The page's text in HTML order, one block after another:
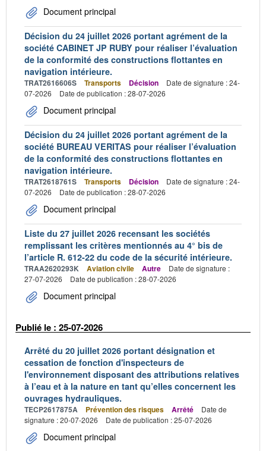
Document principal
Décision du 24 juillet 2026 portant agrément de la
société CABINET JP RUBY pour réaliser l’évaluation
de la conformité des constructions flottantes en
navigation intérieure.
TRAT2616606S Transports Décision
Date de signature : 24-
07-2026
Date de publication : 28-07-2026
Document principal
Décision du 24 juillet 2026 portant agrément de la
société BUREAU VERITAS pour réaliser l’évaluation
de la conformité des constructions flottantes en
navigation intérieure.
TRAT2618761S Transports Décision
Date de signature : 24-
07-2026
Date de publication : 28-07-2026
Document principal
Liste du 27 juillet 2026 recensant les sociétés
remplissant les critères mentionnés au 4° bis de
l’article R. 612-22 du code de la sécurité intérieure.
TRAA2620293K Aviation civile Autre
Date de signature :
27-07-2026
Date de publication : 28-07-2026
Document principal
Publié le : 25-07-2026
Arrêté du 20 juillet 2026 portant désignation et
cessation de fonction d'inspecteurs de
l'environnement disposant des attributions relatives
à l’eau et à la nature en tant qu’elles concernent les
ouvrages hydrauliques.
TECP2617875A Prévention des risques Arrêté
Date de
signature : 20-07-2026
Date de publication : 25-07-2026
Document principal